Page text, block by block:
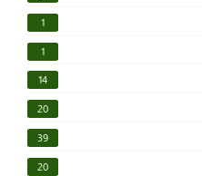
1
1
14
20
39
20